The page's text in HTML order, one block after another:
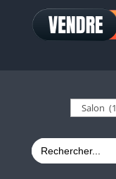
Search
for: